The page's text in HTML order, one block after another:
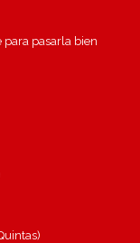
para pasarla bien